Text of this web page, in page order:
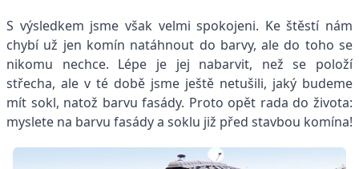
S výsledkem jsme však velmi spokojeni. Ke štěstí nám
chybí už jen komín natáhnout do barvy, ale do toho se
nikomu nechce. Lépe je jej nabarvit, než se položí
střecha, ale v té době jsme ještě netušili, jaký budeme
mít sokl, natož barvu fasády. Proto opět rada do života:
myslete na barvu fasády a soklu již před stavbou komína!